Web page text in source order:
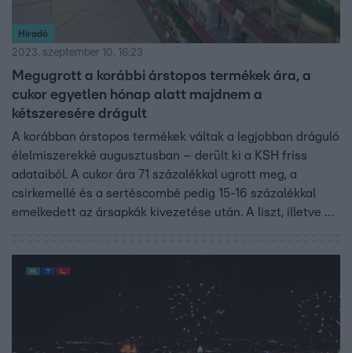
Híradó
2023. szeptember 10. 16:23
Megugrott a korábbi árstopos termékek ára, a
cukor egyetlen hónap alatt majdnem a
kétszeresére drágult
A korábban árstopos termékek váltak a legjobban dráguló
élelmiszerekké augusztusban – derült ki a KSH friss
adataiból. A cukor ára 71 százalékkal ugrott meg, a
csirkemellé és a sertéscombé pedig 15-16 százalékkal
emelkedett az ársapkák kivezetése után. A liszt, illetve a
Híradónak nyilatkozó szakértő szerint.